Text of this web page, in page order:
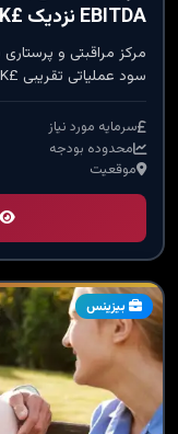
EBITDA نزدیک £900K
شهری جذاب.
سرمایه مورد نیاز
محدوده بودجه
موقعیت
بیزینس